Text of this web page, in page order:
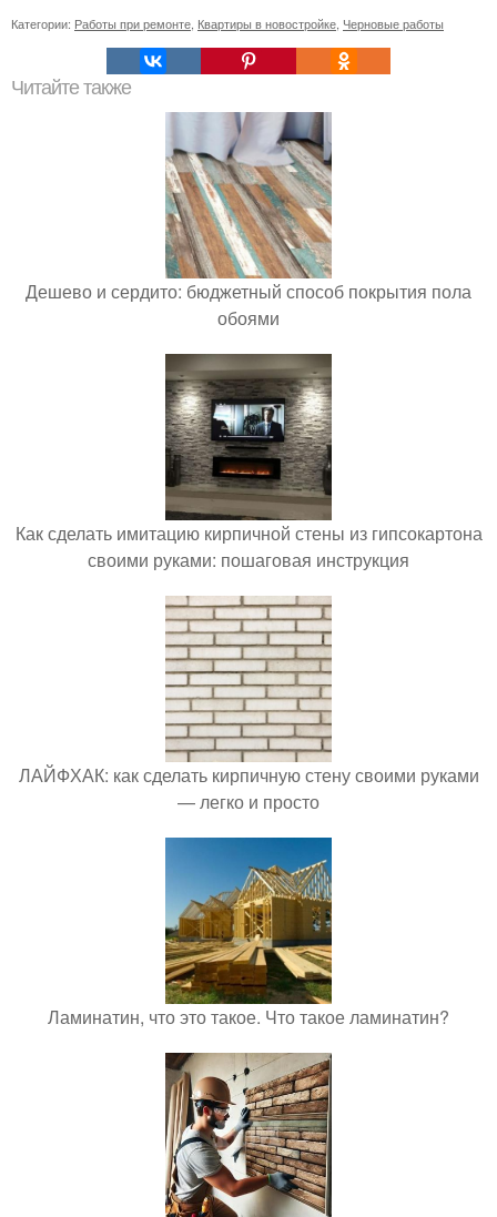
Категории: Работы при ремонте Квартиры в новостройке Черновые работы
Читайте также
Дешево и сердито: бюджетный способ покрытия пола
обоями
Как сделать имитацию кирпичной стены из гипсокартона
своими руками: пошаговая инструкция
ЛАЙФХАК: как сделать кирпичную стену своими руками
— легко и просто
Ламинатин, что это такое. Что такое ламинатин?